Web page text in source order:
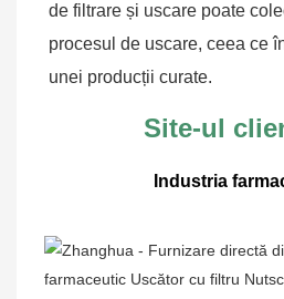
de filtrare și uscare poate
procesul de uscare, ceea ce
unei producții curate.
Site-ul
Industria